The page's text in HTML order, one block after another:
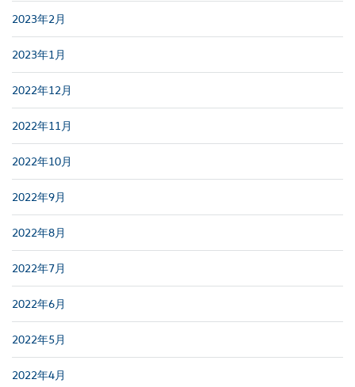
2023年2月
2023年1月
2022年12月
2022年11月
2022年10月
2022年9月
2022年8月
2022年7月
2022年6月
2022年5月
2022年4月